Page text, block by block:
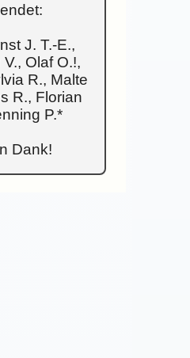
J. T.-E.,
Olaf O.!,
R., Malte
R., Florian
P.*
Dank!